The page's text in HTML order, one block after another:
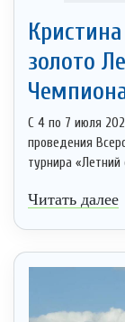
золото
С 4 по 7 июля
проведения
турнира «Летний
Читать далее